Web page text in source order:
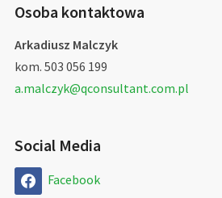
Osoba kontaktowa
Arkadiusz Malczyk
kom. 503 056 199
a.malczyk@qconsultant.com.pl
Social Media
Facebook